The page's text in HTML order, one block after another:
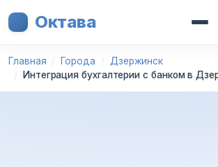
Октава
Главная Города
Дзержинск
Интеграция бухгалтерии с банком в